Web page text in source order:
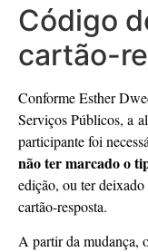
Código
cartão-
Conforme Esther
Serviços Públicos, a
participante foi
não ter marcado o
edição, ou ter
cartão-resposta.
A partir da mudança,